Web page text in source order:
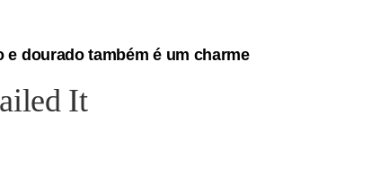
e dourado também é um charme